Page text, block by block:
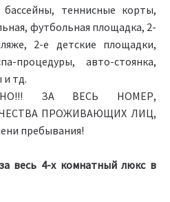
теннисные корты,
футбольная площадка, 2-
2-е детские площадки,
процедуры, авто-стоянка,
тд.
ЗА ВЕСЬ НОМЕР,
ПРОЖИВАЮЩИХ ЛИЦ,
пребывания!
весь 4-х комнатный люкс в